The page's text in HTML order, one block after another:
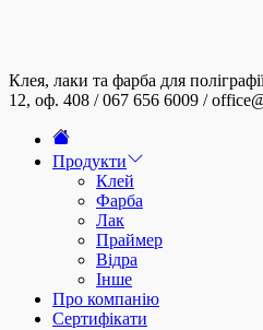
content
Клея, лаки та фарба для
12, оф. 408 / 067 656 6009 /
Продукти
Клей
Фарба
Лак
Праймер
Відра
Інше
Про компанію
Сертифікати